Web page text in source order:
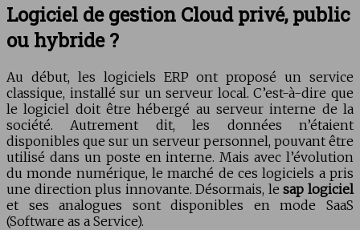
Logiciel de gestion Cloud privé, public
ou hybride ?
Au début, les logiciels ERP ont proposé un service
classique, installé sur un serveur local. C’est-à-dire que
le logiciel doit être hébergé au serveur interne de la
société. Autrement dit, les données n’étaient
disponibles que sur un serveur personnel, pouvant être
utilisé dans un poste en interne. Mais avec l’évolution
du monde numérique, le marché de ces logiciels a pris
une direction plus innovante. Désormais, lesap logiciel
et ses analogues sont disponibles en mode SaaS
(Software as a Service).